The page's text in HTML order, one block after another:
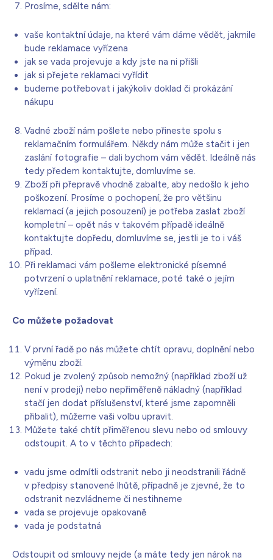
Prosíme, sdělte nám:
vaše kontaktní údaje, na které vám dáme vědět, jakmile
bude reklamace vyřízena
jak se vada projevuje a kdy jste na ni přišli
jak si přejete reklamaci vyřídit
budeme potřebovat i jakýkoliv doklad či prokázání
nákupu
Vadné zboží nám pošlete nebo přineste spolu s
reklamačním formulářem. Někdy nám může stačit i jen
zaslání fotografie – dali bychom vám vědět. Ideálně nás
tedy předem kontaktujte, domluvíme se.
Zboží při přepravě vhodně zabalte, aby nedošlo k jeho
poškození. Prosíme o pochopení, že pro většinu
reklamací (a jejich posouzení) je potřeba zaslat zboží
kompletní – opět nás v takovém případě ideálně
kontaktujte dopředu, domluvíme se, jestli je to i váš
případ.
Při reklamaci vám pošleme elektronické písemné
potvrzení o uplatnění reklamace, poté také o jejím
vyřízení.
Co můžete požadovat
V první řadě po nás můžete chtít opravu, doplnění nebo
výměnu zboží.
Pokud je zvolený způsob nemožný (například zboží už
není v prodeji) nebo nepřiměřeně nákladný (například
stačí jen dodat příslušenství, které jsme zapomněli
přibalit), můžeme vaši volbu upravit.
Můžete také chtít přiměřenou slevu nebo od smlouvy
odstoupit. A to v těchto případech:
vadu jsme odmítli odstranit nebo ji neodstranili řádně
v předpisy stanovené lhůtě, případně je zjevné, že to
odstranit nezvládneme či nestihneme
vada se projevuje opakovaně
vada je podstatná
Odstoupit od smlouvy nejde (a máte tedy jen nárok na